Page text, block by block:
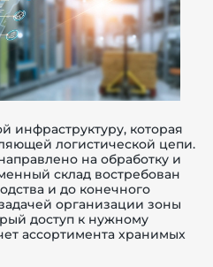
инфраструктуру, которая
логистической цепи.
на обработку и
склад востребован
и до конечного
организации зоны
доступ к нужному
ассортимента хранимых